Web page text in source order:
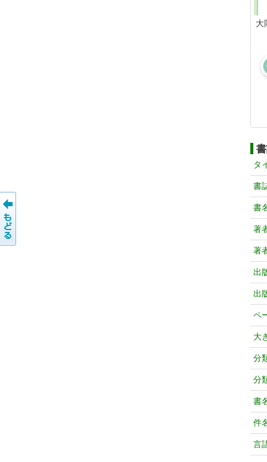
大
タ
書
書
著
著
出
出
ペ
大
分
分
書
件
言